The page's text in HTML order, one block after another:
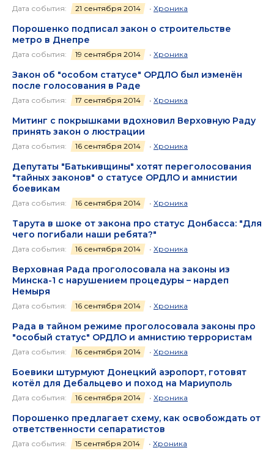
Дата события: 21 сентября 2014 • Хроника
Порошенко подписал закон о строительстве
метро в Днепре
Дата события: 19 сентября 2014 • Хроника
Закон об "особом статусе" ОРДЛО был изменён
после голосования в Раде
Дата события: 17 сентября 2014 • Хроника
Митинг с покрышками вдохновил Верховную Раду
принять закон о люстрации
Дата события: 16 сентября 2014 • Хроника
Депутаты "Батькивщины" хотят переголосования
"тайных законов" о статусе ОРДЛО и амнистии
боевикам
Дата события: 16 сентября 2014 • Хроника
Тарута в шоке от закона про статус Донбасса: "Для
чего погибали наши ребята?"
Дата события: 16 сентября 2014 • Хроника
Верховная Рада проголосовала на законы из
Минска-1 с нарушением процедуры – нардеп
Немыря
Дата события: 16 сентября 2014 • Хроника
Рада в тайном режиме проголосовала законы про
"особый статус" ОРДЛО и амнистию террористам
Дата события: 16 сентября 2014 • Хроника
Боевики штурмуют Донецкий аэропорт, готовят
котёл для Дебальцево и поход на Мариуполь
Дата события: 16 сентября 2014 • Хроника
Порошенко предлагает схему, как освобождать от
ответственности сепаратистов
Дата события: 15 сентября 2014 • Хроника